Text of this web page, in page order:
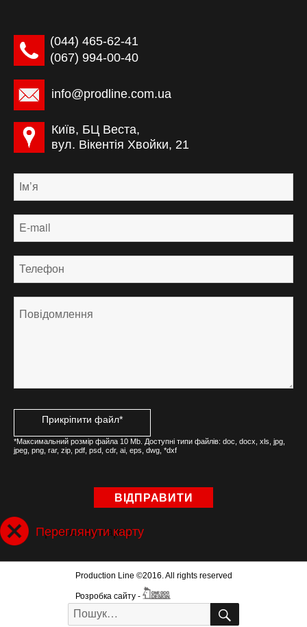
Приховати карту
(044) ‎465-62-41
(067) 994-00-40
info@prodline.com.ua
Київ, БЦ Веста,
вул. Вікентія Хвойки, 21
Прикріпити файл*
*Максимальний розмір файла 10 Mb. Доступні типи файлів: doc, docx, xls, jpg,
jpeg, png, rar, zip, pdf, psd, cdr, ai, eps, dwg, *dxf
Переглянути карту
Production Line ©2016. All rights reserved
Розробка сайту-
Искать: ПОШУК